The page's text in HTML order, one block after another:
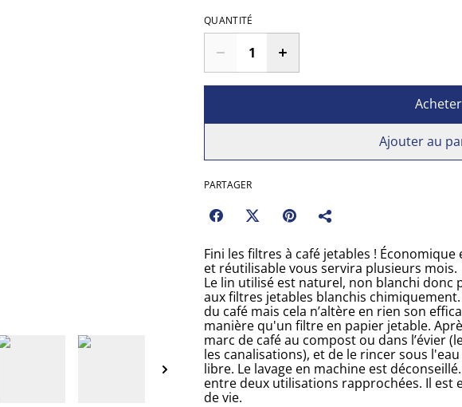
QUANTITÉ
Acheter
Ajouter au
PARTAGER
Fini les filtres à café jetables !
et réutilisable vous servira plusieurs mois.
Le lin utilisé est naturel, non blanchi
aux filtres jetables blanchis
du café mais cela n’altère en rien son
manière qu'un filtre en papier jetable.
marc de café au compost ou dans l’évier
les canalisations), et de le rincer sous
libre. Le lavage en machine est
entre deux utilisations rapprochées. Il est
de vie.